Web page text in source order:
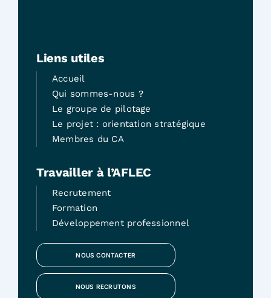
Liens utiles
Accueil
Qui sommes-nous ?
Le groupe de pilotage
Le projet : orientation stratégique
Membres du CA
Travailler à l’AFLEC
Recrutement
Formation
Développement professionnel
NOUS CONTACTER
NOUS RECRUTONS